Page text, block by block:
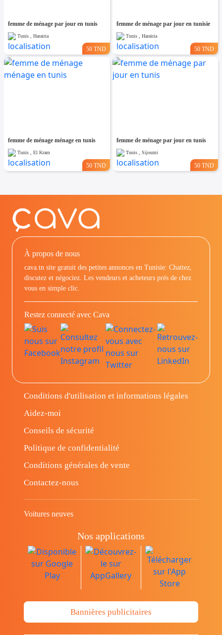
femme de ménage par jour en tunis
Tunis , Harairia
50 TND
femme de ménage par jour en tunisie
Tunis , Harairia
50 TND
femme de ménage ménage en tunis
Tunis , El Kram
50 TND
femme de ménage par jour en tunis
Tunis , Sijoumi
50 TND
À propos de nous
cava.tn site gratuit des petites annonces en Tunisie: Chattez,
discutez et négociez. Les vendeurs et acheteurs prés de chez
vous en simple clic.
Restez connecté avec Cava
Conditions d'utilisation et informations légales
Aidez-moi
Conseils de sécurité
Politique de confidentialité
Conditions générales de vente
Contactez-nous
Voitures neuves
Nos applications
Bannières publicitaires